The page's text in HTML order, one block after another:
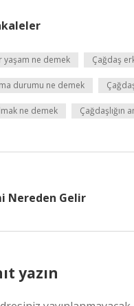
yaşam ne demek Çağdaş
durumu ne demek
ne demek Çağdaşlığın
Nereden Gelir
yazın